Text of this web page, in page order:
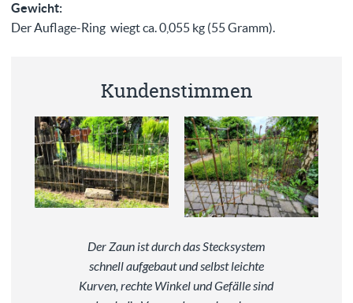
Gewicht:
Der Auflage-Ring wiegt ca. 0,055 kg (55 Gramm).
Kundenstimmen
Der Zaun ist durch das Stecksystem
schnell aufgebaut und selbst leichte
Kurven, rechte Winkel und Gefälle sind